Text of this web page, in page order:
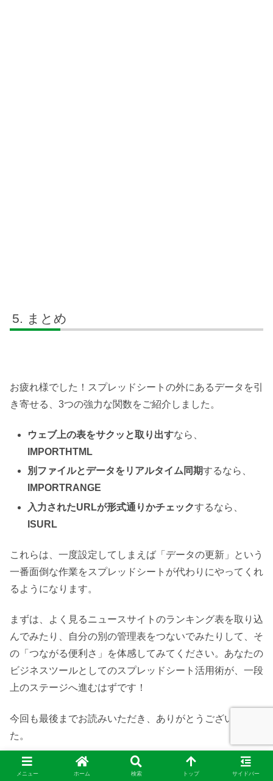
まとめ
お疲れ様でした！スプレッドシートの外にあるデータを引
き寄せる、3つの強力な関数をご紹介しました。
ウェブ上の表をサクッと取り出すなら、
IMPORTHTML
別ファイルとデータをリアルタイム同期するなら、
IMPORTRANGE
入力されたURLが形式通りかチェックするなら、
ISURL
これらは、一度設定してしまえば「データの更新」という
一番面倒な作業をスプレッドシートが代わりにやってくれ
るようになります。
まずは、よく見るニュースサイトのランキング表を取り込
んでみたり、自分の別の管理表をつないでみたりして、そ
の「つながる便利さ」を体感してみてください。あなたの
ビジネスツールとしてのスプレッドシート活用術が、一段
上のステージへ進むはずです！
今回も最後までお読みいただき、ありがとうございまし
た。
メニュー ホーム 検索 トップ サイドバー